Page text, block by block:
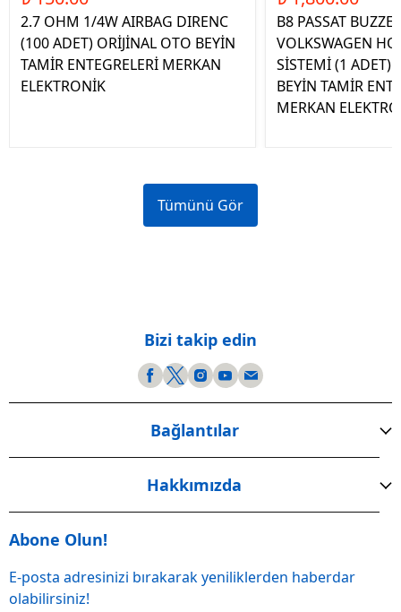
2.7 OHM 1/4W AIRBAG DIRENC
(100 ADET) ORİJİNAL OTO BEYİN
TAMİR ENTEGRELERİ MERKAN
ELEKTRONİK
B8 PASSAT
VOLKSWAGEN
SİSTEMİ (1 ADET)
BEYİN TAMİR
MERKAN
Tümünü Gör
Bizi takip edin
Bağlantılar
Hakkımızda
Abone Olun!
E-posta adresinizi bırakarak yeniliklerden haberdar
olabilirsiniz!